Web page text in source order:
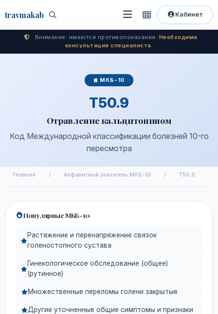
travmakab Поиск
Открыть
меню
Быстрый
доступ
Кабинет
Внимание: имеются противопоказания. Необходима
консультация специалиста.
МКБ-10
T50.9
Отравление кальцитонином
Код Международной классификации болезней 10-го
пересмотра
Главная / Алфавитный указатель МКБ-10 / T50.9
Популярные МКБ-10
Растяжение и перенапряжение связок
голеностопного сустава
Гинекологическое обследование (общее)
(рутинное)
Множественные переломы голени закрытые
Другие уточненные общие симптомы и признаки